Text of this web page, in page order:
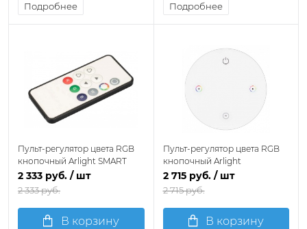
Подробнее Подробнее
Пульт-регулятор цвета RGB
кнопочный Arlight SMART
031597
2 333 руб. / шт
2 333 руб.
В корзину
Пульт-регулятор цвета RGB
кнопочный Arlight
INTELLIGENT 046480
2 715 руб. / шт
2 715 руб.
В корзину